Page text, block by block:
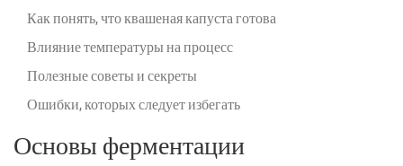
Как понять, что квашеная капуста готова
Влияние температуры на процесс
Полезные советы и секреты
Ошибки, которых следует избегать
Основы ферментации